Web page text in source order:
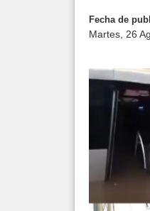
Fecha de
Martes, 26